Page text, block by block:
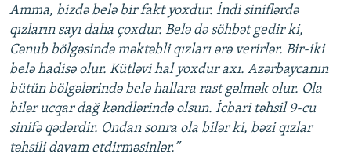
Amma, bizdə belə bir fakt yoxdur. İndi siniflərdə
qızların sayı daha çoxdur. Belə də söhbət gedir ki,
Cənub bölgəsində məktəbli qızları ərə verirlər. Bir-iki
belə hadisə olur. Kütləvi hal yoxdur axı. Azərbaycanın
bütün bölgələrində belə hallara rast gəlmək olur. Ola
bilər ucqar dağ kəndlərində olsun. İcbari təhsil 9-cu
sinifə qədərdir. Ondan sonra ola bilər ki, bəzi qızlar
təhsili davam etdirməsinlər.”